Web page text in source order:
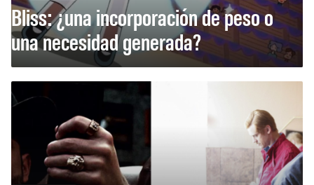
Bliss: ¿una incorporación de peso o
una necesidad generada?